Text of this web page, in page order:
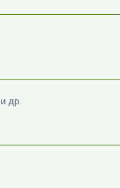
др.